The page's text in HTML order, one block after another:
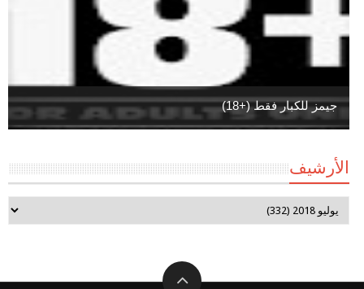
جيمز للكبار فقط (+18)
الأرشيف